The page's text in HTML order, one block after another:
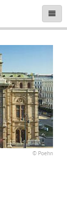
© Poehn